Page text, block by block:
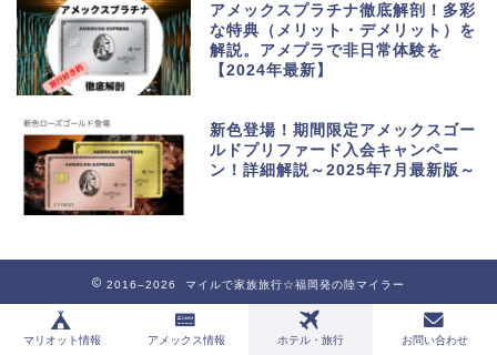
アメックスプラチナ徹底解剖！多彩
な特典（メリット・デメリット）を
解説。アメプラで非日常体験を
【2024年最新】
新色登場！期間限定アメックスゴー
ルドプリファード入会キャンペー
ン！詳細解説～2025年7月最新版～
2016–2026 マイルで家族旅行☆福岡発の陸マイラー
マリオット情報 アメックス情報 ホテル・旅行 お問い合わせ